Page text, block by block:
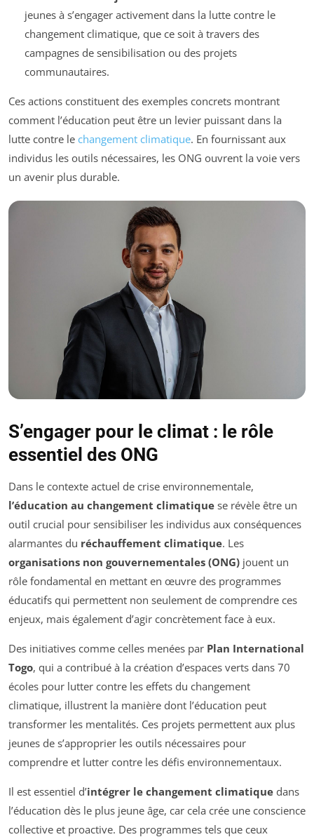
jeunes à s’engager activement dans la lutte contre le
changement climatique, que ce soit à travers des
campagnes de sensibilisation ou des projets
communautaires.
Ces actions constituent des exemples concrets montrant
comment l’éducation peut être un levier puissant dans la
lutte contre le changement climatique. En fournissant aux
individus les outils nécessaires, les ONG ouvrent la voie vers
un avenir plus durable.
S’engager pour le climat : le rôle
essentiel des ONG
Dans le contexte actuel de crise environnementale,
l’éducation au changement climatique se révèle être un
outil crucial pour sensibiliser les individus aux conséquences
alarmantes du réchauffement climatique. Les
organisations non gouvernementales (ONG) jouent un
rôle fondamental en mettant en œuvre des programmes
éducatifs qui permettent non seulement de comprendre ces
enjeux, mais également d’agir concrètement face à eux.
Des initiatives comme celles menées par Plan International
Togo, qui a contribué à la création d’espaces verts dans 70
écoles pour lutter contre les effets du changement
climatique, illustrent la manière dont l’éducation peut
transformer les mentalités. Ces projets permettent aux plus
jeunes de s’approprier les outils nécessaires pour
comprendre et lutter contre les défis environnementaux.
Il est essentiel d’intégrer le changement climatique dans
l’éducation dès le plus jeune âge, car cela crée une conscience
collective et proactive. Des programmes tels que ceux